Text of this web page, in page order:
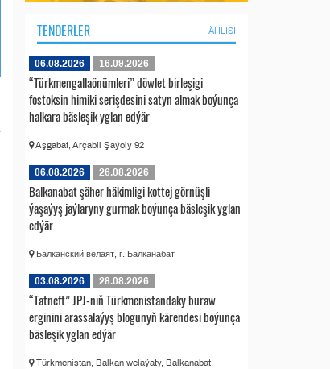
TENDERLER ÄHLISI
06.08.2026 16.09.2026
“Türkmengallaönümleri” döwlet birleşigi
fostoksin himiki serişdesini satyn almak boýunça
halkara bäsleşik yglan edýär
Aşgabat, Arçabil Şaýoly 92
06.08.2026 26.08.2026
Balkanabat şäher häkimligi kottej görnüşli
ýaşaýyş jaýlaryny gurmak boýunça bäsleşik yglan
edýär
Балканский велаят, г. Балканабат
03.08.2026 28.08.2026
“Tatneft” JPJ-niň Türkmenistandaky buraw
erginini arassalaýyş blogunyň kärendesi boýunça
bäsleşik yglan edýär
Türkmenistan, Balkan welaýaty, Balkanabat,